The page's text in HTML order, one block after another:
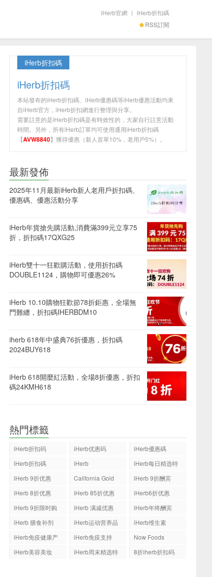
RSS訂閱
iHerb官網 | iHerb折扣碼
iHerb折扣碼
iHerb折扣碼
本站發布的iHerb折扣碼、iHerb優惠碼等iHerb優惠活動均來
自iHerb官方，iHerb折扣網進行整理與分享。
需要註意的是iHerb折扣碼是有時效性的，大家自行註意活動
時間。另外，所有iHerb訂單均可使用通用iHerb折扣碼
【AVW8840】獲得優惠（新人首單10%，老用戶5%）。
最新發佈
2025年11月最新iHerb新人老用戶折扣碼、
優惠碼、優惠活動分享
iHerb年貨搶先購活動,消費滿399元立享75
折，折扣碼17QXG25
iHerb雙十一狂歡購活動，使用折扣碼
DOUBLE1124，購物即可優惠26%
iHerb 10.10購物狂歡節78折鉅惠，全場無
門難纏，折扣碼IHERBDM10
iherb 618年中盛典76折優惠，折扣碼
2024BUY618
iHerb 618開麼紅活動，全場8折優惠，折扣
碼24KMH618
熱門標籤
iHerb折扣码 iHerb优惠码
iHerb優惠碼
iHerb折扣碼
iHerb
iHerb每日精选特
iHerb 9折优惠
California Gold
iHerb 9折酬宾
iHerb 8折优惠
iHerb 85折优惠
iHerb6折优惠
iHerb 9折限时购
iHerb 满减优惠
iHerb年终酬宾
iHerb 膳食补剂
iHerb运动营养品
iHerb维生素
iHerb免疫健康产
iHerb免疫支持
Now Foods
iHerb美容美妆
iHerb周末精选特
8折iherb折扣码